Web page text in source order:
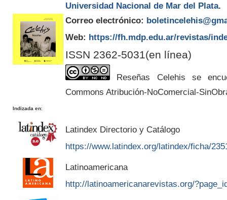
Universidad Nacional de Mar del Plata.
Correo electrónico:
Web: https://fh.mdp.edu.ar/revistas/
ISSN 2362-5031(en línea)
Reseñas Celehis se
Commons Atribución-NoComercial-
Indizada en:
Latindex Directorio y Catálogo
https://www.latindex.org/latindex/ficha/
Latinoamericana
http://latinoamericanarevistas.org/